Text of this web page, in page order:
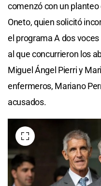
comenzó con un
Oneto, quien solicitó
el programa A dos
al que concurrieron los
Miguel Ángel Pierri y
enfermeros, Mariano
acusados.